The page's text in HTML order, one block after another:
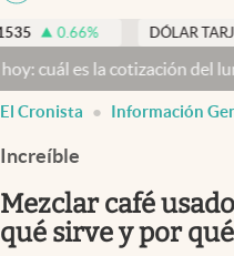
Economía y Política
Finanzas y Mercados
Mercados Online
Negocios
Columnistas
Otras secciones
% DÓLAR TARJETA $
la cotización del lunes 10
El Cronista Información
Increíble
Mezclar café
qué sirve y por